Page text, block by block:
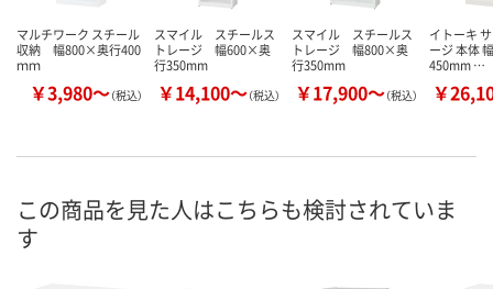
マルチワーク スチール
収納 幅800×奥行400
ｍｍ
￥3,980～（税込）
スマイル スチールス
トレージ 幅600×奥
行350mm
￥14,100～（税込）
スマイル スチールス
トレージ 幅800×奥
行350mm
￥17,900～（税込）
イトーキ
ージ 本体
450mm …
￥
この商品を見た人はこちらも検討されていま
す